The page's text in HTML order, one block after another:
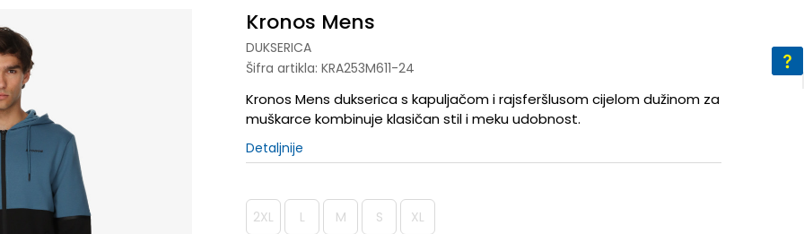
Kronos Mens
DUKSERICA
Šifra artikla: KRA253M611-24
Kronos Mens dukserica s kapuljačom i rajsferšlusom cijelom dužinom za
muškarce kombinuje klasičan stil i meku udobnost.
Detaljnije
2XL L M S XL